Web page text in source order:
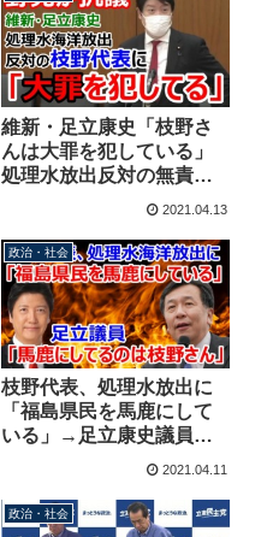
維新・足立康史「枝野さ
んは大罪を犯している」
処理水放出反対の無責任
さを批判→野党理事が必
2021.04.13
政治・社会
枝野代表、処理水放出に
「福島県民を馬鹿にして
いる」→足立康史議員
「関係者の努力を馬鹿に
方です」
2021.04.11
政治・社会